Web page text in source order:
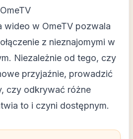
wideo w OmeTV pozwala
z nieznajomymi w
Niezależnie od tego, czy
przyjaźnie, prowadzić
czy odkrywać różne
to i czyni dostępnym.